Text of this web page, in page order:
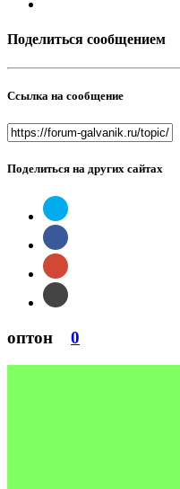
Поделиться сообщением
Ссылка на сообщение
Поделиться на других сайтах
оптон 0